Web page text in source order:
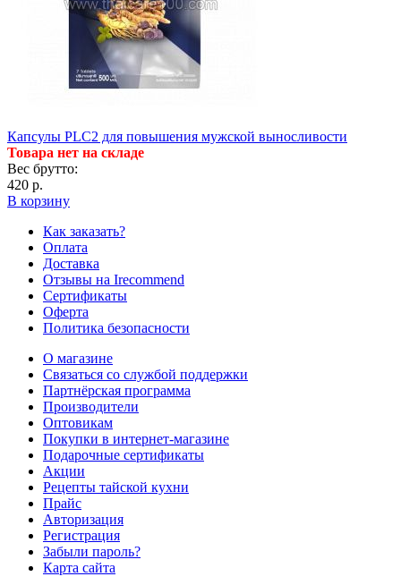
Капсулы PLC2 для повышения мужской выносливости
Товара нет на складе
Вес брутто:
420 р.
В корзину
Как заказать?
Оплата
Доставка
Отзывы на Irecommend
Сертификаты
Оферта
Политика безопасности
О магазине
Связаться со службой поддержки
Партнёрская программа
Производители
Оптовикам
Покупки в интернет-магазине
Подарочные сертификаты
Акции
Рецепты тайской кухни
Прайс
Авторизация
Регистрация
Забыли пароль?
Карта сайта